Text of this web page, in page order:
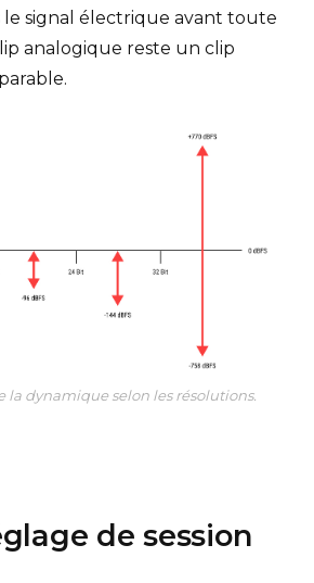
le signal électrique avant toute
analogique reste un clip
la dynamique selon les résolutions.
de session